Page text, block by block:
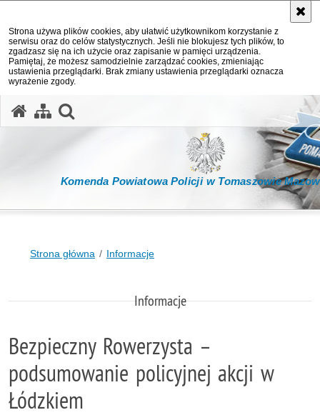
Strona używa plików cookies, aby ułatwić użytkownikom korzystanie z
serwisu oraz do celów statystycznych. Jeśli nie blokujesz tych plików, to
zgadzasz się na ich użycie oraz zapisanie w pamięci urządzenia.
Pamiętaj, że możesz samodzielnie zarządzać cookies, zmieniając
ustawienia przeglądarki. Brak zmiany ustawienia przeglądarki oznacza
wyrażenie zgody.
Komenda Powiatowa Policji w Tomaszowie
Strona główna Informacje
Informacje
Bezpieczny Rowerzysta –
podsumowanie policyjnej akcji w
Łódzkiem